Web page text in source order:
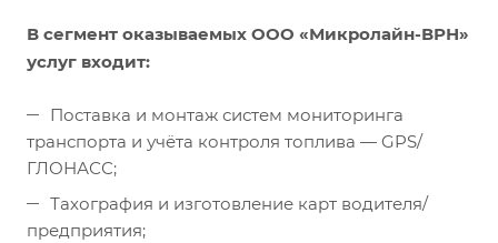
В сегмент оказываемых ООО «Микролайн-ВРН»
услуг входит:
Поставка и монтаж систем мониторинга
транспорта и учёта контроля топлива — GPS/
ГЛОНАСС;
Тахография и изготовление карт водителя/
предприятия;